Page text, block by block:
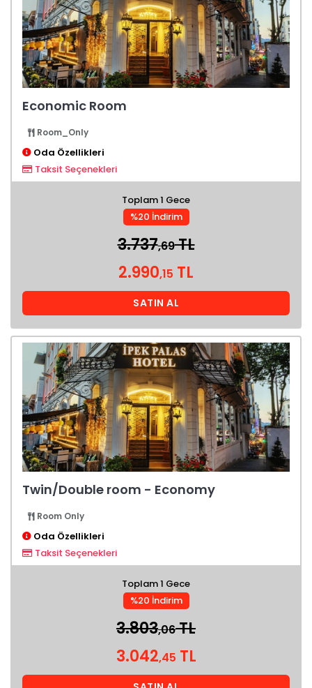
Economic Room
Room_Only
Oda Özellikleri
Taksit Seçenekleri
Toplam 1 Gece
%20 İndirim
3.737,69TL
2.990,15 TL
SATIN AL
Twin/Double room - Economy
Room Only
Oda Özellikleri
Taksit Seçenekleri
Toplam 1 Gece
%20 İndirim
3.803,06TL
3.042,45 TL